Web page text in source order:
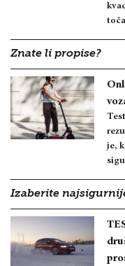
Znate li propise?
je,
Izaberite